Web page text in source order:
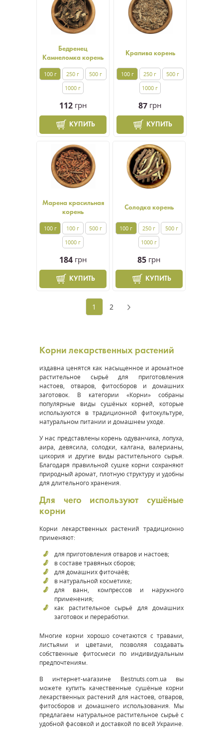
Бедренец
Камнеломка корень
100 г 250 г
500 г
1000 г
112 грн
КУПИТЬ
Крапива корень
100 г 250 г
500 г
1000 г
87 грн
КУПИТЬ
Марена красильная
корень
100 г 100 г
500 г
1000 г
184 грн
КУПИТЬ
Солодка корень
100 г 250 г
500 г
1000 г
85 грн
КУПИТЬ
1 2
Корни лекарственных растений
издавна ценятся как насыщенное и ароматное
растительное сырьё для приготовления
настоев, отваров, фитосборов и домашних
заготовок. В категории «Корни» собраны
популярные виды сушёных корней, которые
используются в традиционной фитокультуре,
натуральном питании и домашнем уходе.
У нас представлены корень одуванчика, лопуха,
аира, девясила, солодки, калгана, валерианы,
цикория и другие виды растительного сырья.
Благодаря правильной сушке корни сохраняют
природный аромат, плотную структуру и удобны
для длительного хранения.
Для чего используют сушёные
корни
Корни лекарственных растений традиционно
применяют:
для приготовления отваров и настоев;
в составе травяных сборов;
для домашних фиточаёв;
в натуральной косметике;
для ванн, компрессов и наружного
применения;
как растительное сырьё для домашних
заготовок и переработки.
Многие корни хорошо сочетаются с травами,
листьями и цветами, позволяя создавать
собственные фитосмеси по индивидуальным
предпочтениям.
В интернет-магазине Bestnuts.com.ua вы
можете купить качественные сушёные корни
лекарственных растений для настоев, отваров,
фитосборов и домашнего использования. Мы
предлагаем натуральное растительное сырьё с
удобной фасовкой и доставкой по всей Украине.